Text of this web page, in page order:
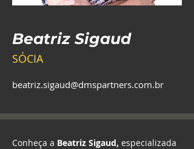
Beatriz Sigaud
SÓCIA
beatriz.sigaud@dmspartners.com.br
Conheça a Beatriz Sigaud, especializada